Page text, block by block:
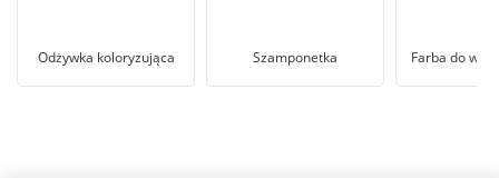
Odżywka koloryzująca Szamponetka Farba do